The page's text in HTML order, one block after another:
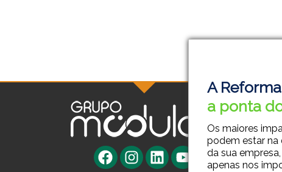
A
a ponta
Os maiores
podem estar na
da sua
apenas nos